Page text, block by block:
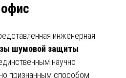
инженерная
шумовой защиты
научно
признанным способом